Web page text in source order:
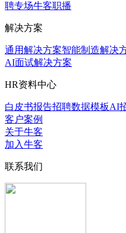
聘专场牛客职播
解决方案
通用解决方案智能制造解决
AI面试解决方案
HR资料中心
白皮书报告招聘数据模板AI
客户案例
关于牛客
加入牛客
联系我们